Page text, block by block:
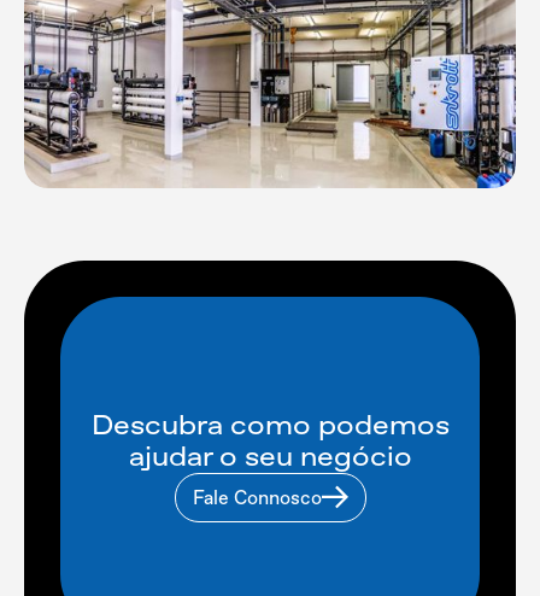
Descubra como podemos
ajudar o seu negócio
Fale Connosco